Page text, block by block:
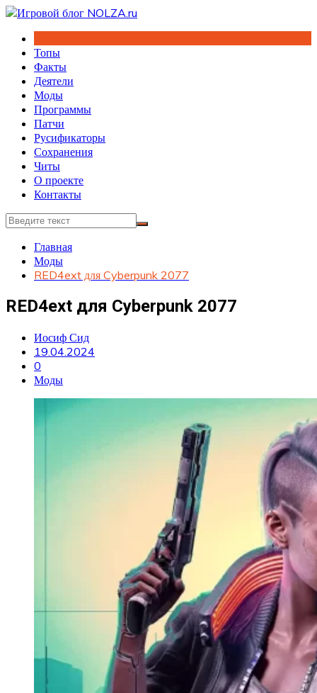
Перейти
содержимому
Топы
Факты
Деятели
Моды
Программы
Патчи
Русификаторы
Сохранения
Читы
О проекте
Контакты
Главная
Моды
RED4ext для Cyberpunk 2077
RED4ext для Cyberpunk 2077
Иосиф Сид
19.04.2024
0
Моды